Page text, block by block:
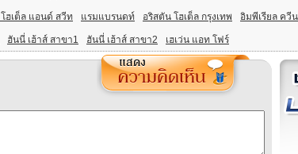
ฮเต็ล แอนด์ สวีท แรมแบรนดท์ อริสตัน โฮเต็ล กรุงเทพ อิมพีเรียล ควี
ฮันนี่ เฮ้าส์ สาขา1 ฮันนี่ เฮ้าส์ สาขา2 เฮเว่น แอท โฟร์